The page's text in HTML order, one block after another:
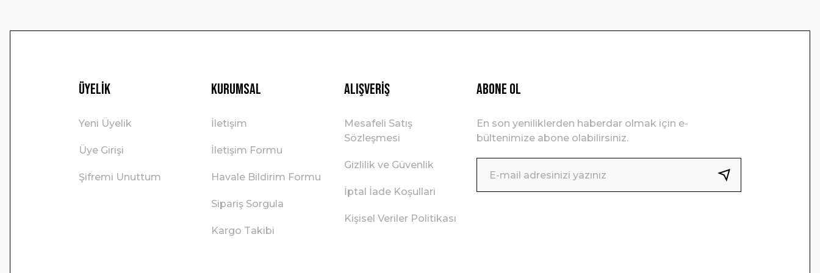
Üyelik
Yeni Üyelik
Üye Girişi
Şifremi Unuttum
Kurumsal
İletişim
İletişim Formu
Havale Bildirim Formu
Sipariş Sorgula
Kargo Takibi
Alışveriş
Mesafeli Satış
Sözleşmesi
Gizlilik ve Güvenlik
İptal İade Koşullari
Kişisel Veriler Politikası
ABONE OL
En son yeniliklerden haberdar olmak için e-
bültenimize abone olabilirsiniz.